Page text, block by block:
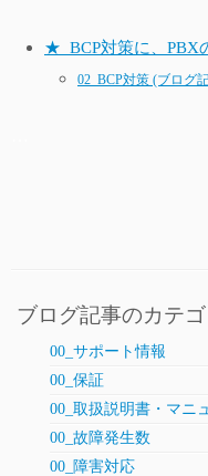
★_BCP対策に、PBX
02_BCP対策 (ブログ
ブログ記事のカテ
00_サポート情報
00_保証
00_取扱説明書・マニ
00_故障発生数
00_障害対応